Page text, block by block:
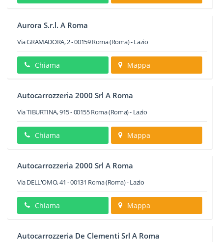
Aurora S.r.l. A Roma
Via GRAMADORA, 2-00159Roma(Roma) -Lazio
Chiama Mappa
Autocarrozzeria 2000 Srl A Roma
Via TIBURTINA, 915-00155Roma(Roma) - Lazio
Chiama Mappa
Autocarrozzeria 2000 Srl A Roma
Via DELL'OMO, 41 -00131 Roma(Roma) -Lazio
Chiama Mappa
Autocarrozzeria De Clementi Srl A Roma